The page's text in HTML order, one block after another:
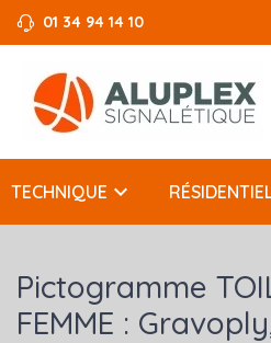
01 34 94 14 10
TECHNIQUE keyboard_arrow_down
Pictogramme
FEMME :